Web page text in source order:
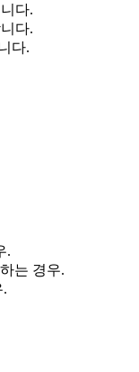
다.
다.
다.
.
는 경우.
.